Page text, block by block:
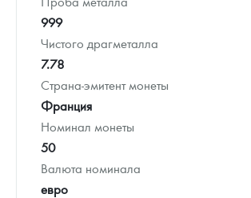
999
Чистого драгметалла
7.78
Страна-эмитент монеты
Франция
Номинал монеты
50
Валюта номинала
евро